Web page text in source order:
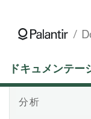
ドキュメンテー
分析
分析の種類
ダッシュボ
レポーティ